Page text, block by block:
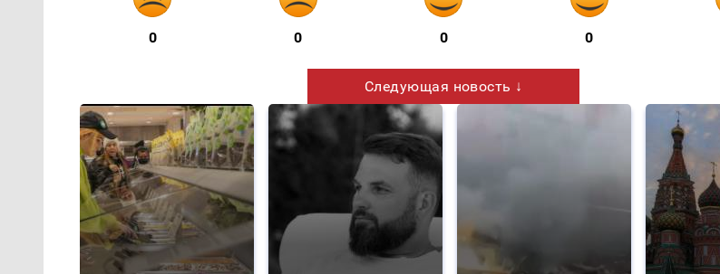
0 0 0 0
Следующая новость ↓